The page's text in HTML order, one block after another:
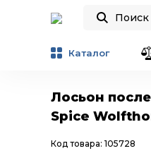
Каталог
Лосьон
Spice
Код товара: 105728